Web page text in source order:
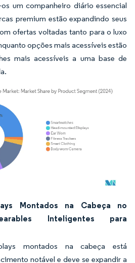
um companheiro diário essencial
premium estão expandindo seus
ofertas voltadas tanto para o luxo
opções mais acessíveis estão
mais acessíveis a uma base de
reuso requer atribuição conforme CC BY 4.0.
Montados na Cabeça no
Inteligentes para
montados na cabeça está
notável e deve se expandir a